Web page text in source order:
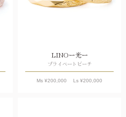
LINOー光ー
プライベートビーチ
Ms ¥200,000 Ls ¥200,000